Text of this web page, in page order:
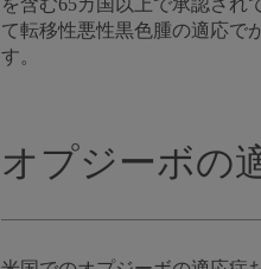
て転移性悪性黒色腫の適応で
す。
オプジーボの